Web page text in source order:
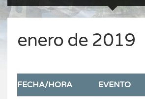
enero de 2019
FECHA/HORA EVENTO